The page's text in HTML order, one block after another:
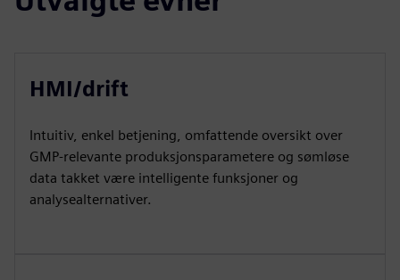
HMI/drift
Intuitiv, enkel betjening, omfattende oversikt over
GMP-relevante produksjonsparametere og sømløse
data takket være intelligente funksjoner og
analysealternativer.